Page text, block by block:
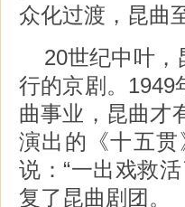
众化过渡，昆曲
20世纪中叶
行的京剧。1949
曲事业，昆曲才
演出的《十五
说：“一出戏救
复了昆曲剧团。